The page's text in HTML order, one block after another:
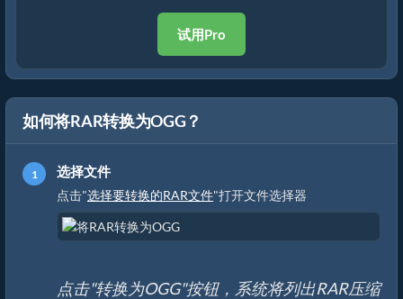
试用Pro
如何将RAR转换为OGG？
选择文件
点击"选择要转换的RAR文件"打开文件选择器
点击"转换为OGG"按钮，系统将列出RAR压缩